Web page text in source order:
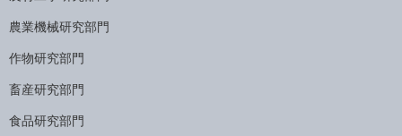
農業機械研究部門
作物研究部門
畜産研究部門
食品研究部門